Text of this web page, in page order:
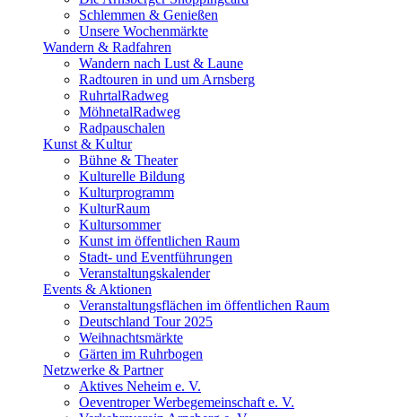
Schlemmen & Genießen
Unsere Wochenmärkte
Wandern & Radfahren
Wandern nach Lust & Laune
Radtouren in und um Arnsberg
RuhrtalRadweg
MöhnetalRadweg
Radpauschalen
Kunst & Kultur
Bühne & Theater
Kulturelle Bildung
Kulturprogramm
KulturRaum
Kultursommer
Kunst im öffentlichen Raum
Stadt- und Eventführungen
Veranstaltungskalender
Events & Aktionen
Veranstaltungsflächen im öffentlichen Raum
Deutschland Tour 2025
Weihnachtsmärkte
Gärten im Ruhrbogen
Netzwerke & Partner
Aktives Neheim e. V.
Oeventroper Werbegemeinschaft e. V.